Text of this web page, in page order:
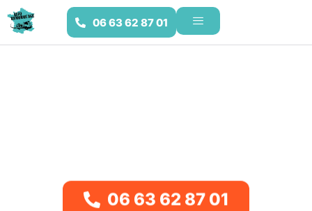
06 63 62 87 01
06 63 62 87 01